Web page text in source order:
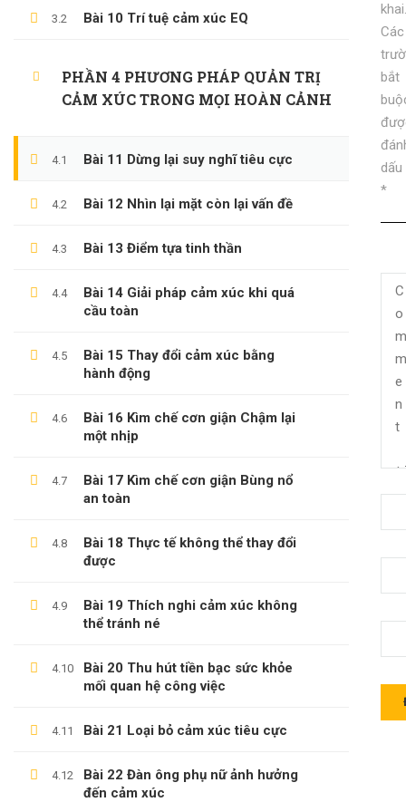
3.2 Bài 10 Trí tuệ cảm xúc EQ
PHẦN 4 PHƯƠNG PHÁP QUẢN TRỊ
CẢM XÚC TRONG MỌI HOÀN CẢNH
4.1 Bài 11 Dừng lại suy nghĩ tiêu cực
4.2 Bài 12 Nhìn lại mặt còn lại vấn đề
4.3 Bài 13 Điểm tựa tinh thần
4.4
Bài 14 Giải pháp cảm xúc khi quá
cầu toàn
4.5
Bài 15 Thay đổi cảm xúc bằng
hành động
4.6
Bài 16 Kìm chế cơn giận Chậm lại
một nhịp
4.7
Bài 17 Kìm chế cơn giận Bùng nổ
an toàn
4.8
Bài 18 Thực tế không thể thay đổi
được
4.9
Bài 19 Thích nghi cảm xúc không
thể tránh né
4.10
Bài 20 Thu hút tiền bạc sức khỏe
mối quan hệ công việc
4.11 Bài 21 Loại bỏ cảm xúc tiêu cực
4.12
Bài 22 Đàn ông phụ nữ ảnh hưởng
đến cảm xúc
khai.
Các
bắt
dấu
*
duymillionaires @gmail.com
LÊ TRỌNG DUY
Giới Thiệu Về Website Học Online